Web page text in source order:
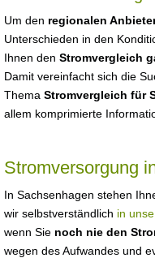
Um den regionalen
Unterschieden in den
Ihnen den Stromvergleich
Damit vereinfacht sich die
Thema Stromvergleich für
allem komprimierte
Stromversorgung
In Sachsenhagen stehen
wir selbstverständlich in
wenn Sie noch nie den
wegen des Aufwandes und